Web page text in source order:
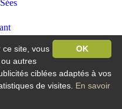
de Sée
Macé
865
sees.fr
OK
ce site, vous
autres
ciblées adaptés à vos
de visites. En savoir